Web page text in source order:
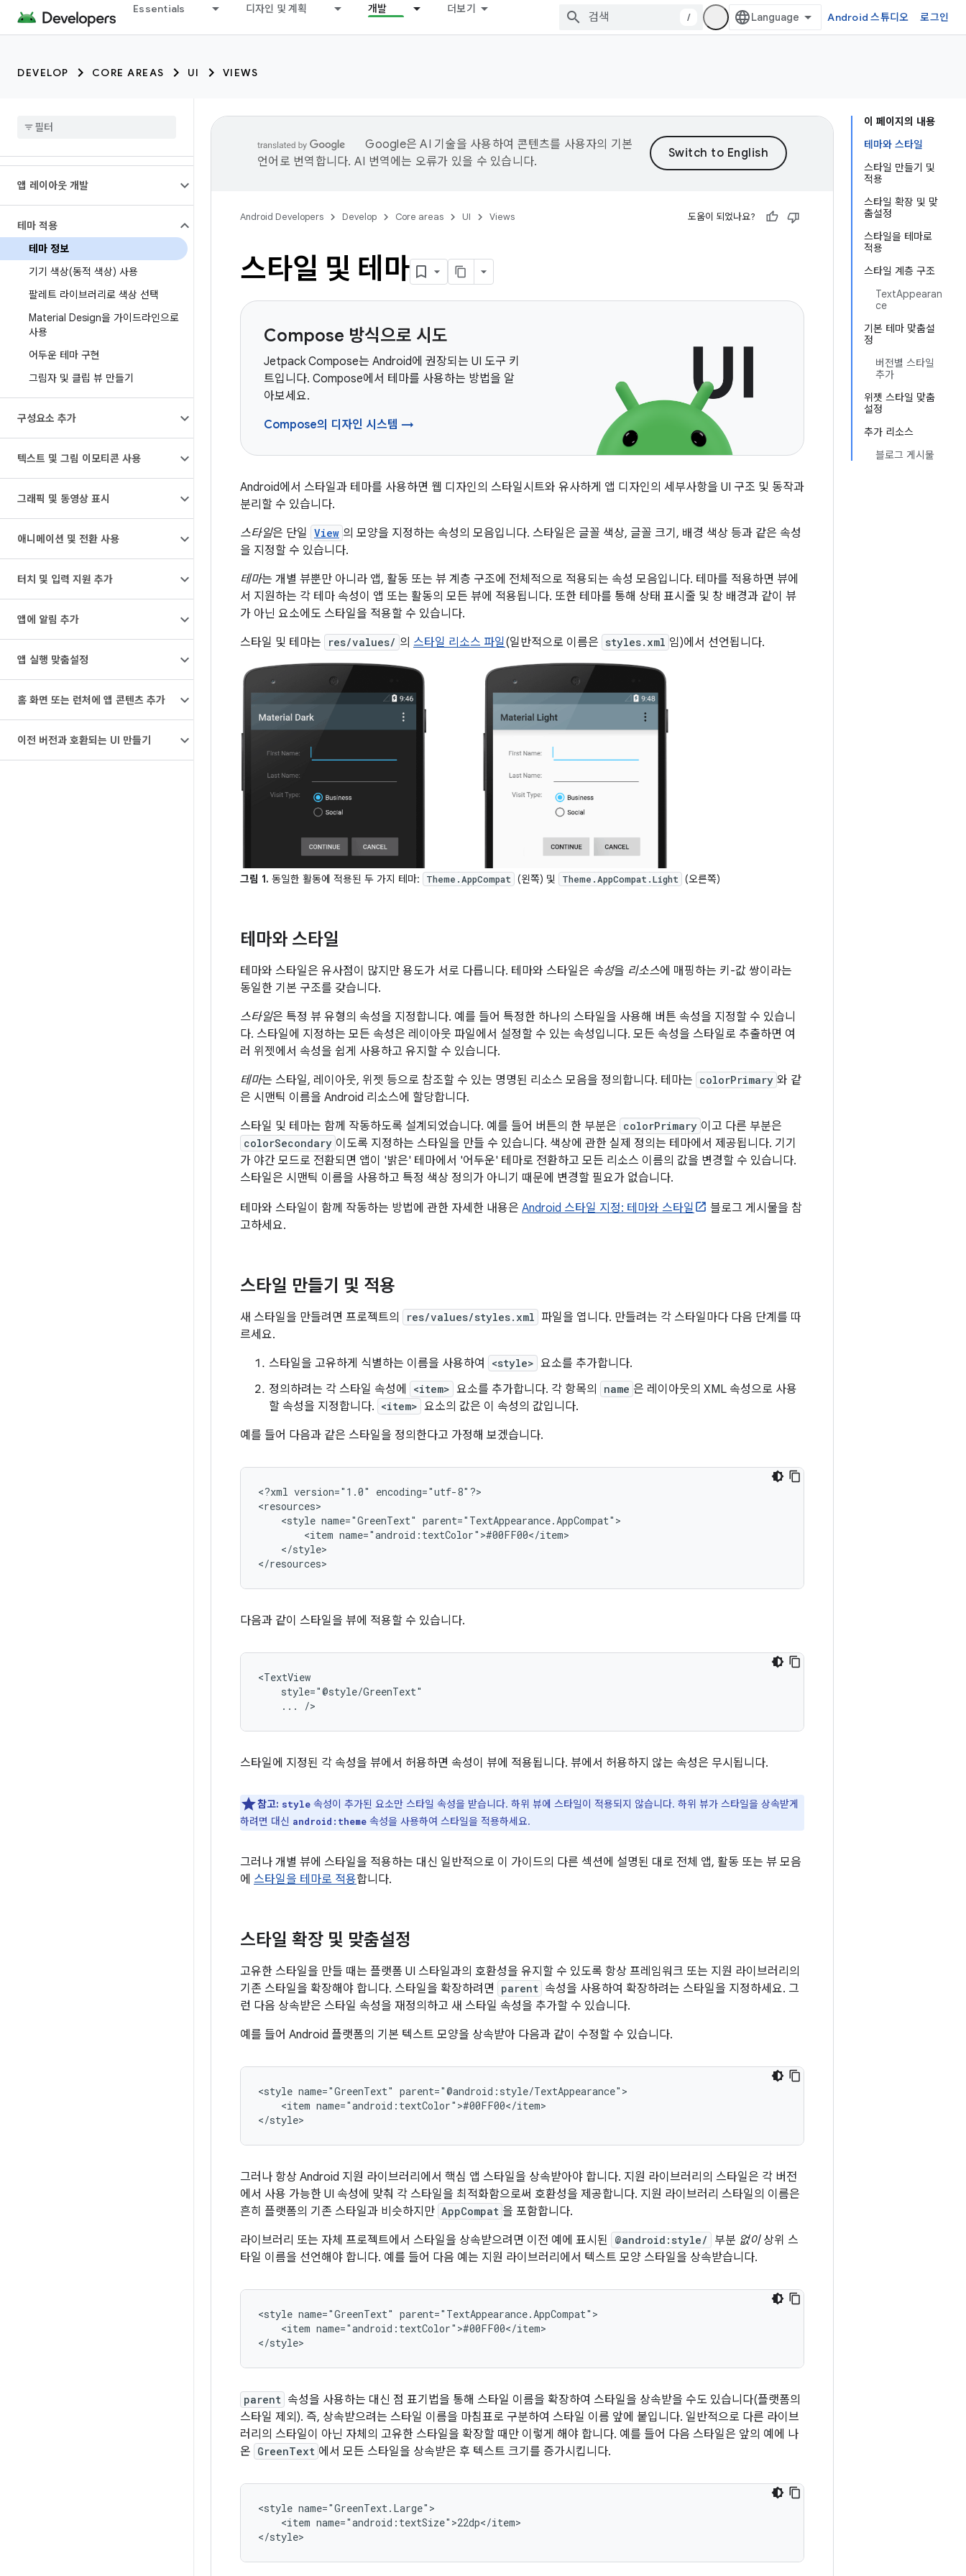
Essentials 디자인 및 계획 개발 더보기
/ Android 스튜디오 로그인
DEVELOP CORE AREAS UI VIEWS
앱 레이아웃 개발
테마 적용
테마 정보
기기 색상(동적 색상) 사용
팔레트 라이브러리로 색상 선택
Material Design을 가이드라인으로
사용
어두운 테마 구현
그림자 및 클립 뷰 만들기
구성요소 추가
텍스트 및 그림 이모티콘 사용
그래픽 및 동영상 표시
애니메이션 및 전환 사용
터치 및 입력 지원 추가
앱에 알림 추가
앱 실행 맞춤설정
홈 화면 또는 런처에 앱 콘텐츠 추가
이전 버전과 호환되는 UI 만들기
이 페이지의 내용
테마와 스타일
스타일 만들기 및
적용
스타일 확장 및 맞
춤설정
스타일을 테마로
적용
스타일 계층 구조
TextAppearan
ce
기본 테마 맞춤설
정
버전별 스타일
추가
위젯 스타일 맞춤
설정
추가 리소스
블로그 게시물
Google은 AI 기술을 사용하여 콘텐츠를 사용자의 기본
언어로 번역합니다. AI 번역에는 오류가 있을 수 있습니다.
Android Developers Develop Core areas UI Views 도움이 되었나요?
스타일 및 테마
Compose 방식으로 시도
Jetpack Compose는 Android에 권장되는 UI 도구 키
트입니다. Compose에서 테마를 사용하는 방법을 알
아보세요.
Compose의 디자인 시스템 →
Android에서 스타일과 테마를 사용하면 웹 디자인의 스타일시트와 유사하게 앱 디자인의 세부사항을 UI 구조 및 동작과
분리할 수 있습니다.
스타일은 단일 View 의 모양을 지정하는 속성의 모음입니다. 스타일은 글꼴 색상, 글꼴 크기, 배경 색상 등과 같은 속성
을 지정할 수 있습니다.
테마는 개별 뷰뿐만 아니라 앱, 활동 또는 뷰 계층 구조에 전체적으로 적용되는 속성 모음입니다. 테마를 적용하면 뷰에
서 지원하는 각 테마 속성이 앱 또는 활동의 모든 뷰에 적용됩니다. 또한 테마를 통해 상태 표시줄 및 창 배경과 같이 뷰
가 아닌 요소에도 스타일을 적용할 수 있습니다.
스타일 및 테마는
res/values/ 의 스타일 리소스 파일(일반적으로 이름은 styles.xml 임)에서 선언됩니다.
그림 1. 동일한 활동에 적용된 두 가지 테마: Theme.AppCompat (왼쪽) 및 Theme.AppCompat.Light (오른쪽)
테마와 스타일
테마와 스타일은 유사점이 많지만 용도가 서로 다릅니다. 테마와 스타일은 속성을 리소스에 매핑하는 키-값 쌍이라는
동일한 기본 구조를 갖습니다.
스타일은 특정 뷰 유형의 속성을 지정합니다. 예를 들어 특정한 하나의 스타일을 사용해 버튼 속성을 지정할 수 있습니
다. 스타일에 지정하는 모든 속성은 레이아웃 파일에서 설정할 수 있는 속성입니다. 모든 속성을 스타일로 추출하면 여
러 위젯에서 속성을 쉽게 사용하고 유지할 수 있습니다.
테마는 스타일, 레이아웃, 위젯 등으로 참조할 수 있는 명명된 리소스 모음을 정의합니다. 테마는 colorPrimary 와 같
은 시맨틱 이름을 Android 리소스에 할당합니다.
스타일 및 테마는 함께 작동하도록 설계되었습니다. 예를 들어 버튼의 한 부분은 colorPrimary 이고 다른 부분은
colorSecondary 이도록 지정하는 스타일을 만들 수 있습니다. 색상에 관한 실제 정의는 테마에서 제공됩니다. 기기
가 야간 모드로 전환되면 앱이 '밝은' 테마에서 '어두운' 테마로 전환하고 모든 리소스 이름의 값을 변경할 수 있습니다.
스타일은 시맨틱 이름을 사용하고 특정 색상 정의가 아니기 때문에 변경할 필요가 없습니다.
테마와 스타일이 함께 작동하는 방법에 관한 자세한 내용은 Android 스타일 지정: 테마와 스타일
블로그 게시물을 참
고하세요.
스타일 만들기 및 적용
새 스타일을 만들려면 프로젝트의 res/values/styles.xml 파일을 엽니다. 만들려는 각 스타일마다 다음 단계를 따
르세요.
스타일을 고유하게 식별하는 이름을 사용하여
<style> 요소를 추가합니다.
정의하려는 각 스타일 속성에
<item> 요소를 추가합니다. 각 항목의 name 은 레이아웃의 XML 속성으로 사용
할 속성을 지정합니다. <item> 요소의 값은 이 속성의 값입니다.
예를 들어 다음과 같은 스타일을 정의한다고 가정해 보겠습니다.
<?xml version="1.0"
encoding="utf-8"?>
<style name="GreenText"
<item
</style>
</resources>
다음과 같이 스타일을 뷰에 적용할 수 있습니다.
...
/>
스타일에 지정된 각 속성을 뷰에서 허용하면 속성이 뷰에 적용됩니다. 뷰에서 허용하지 않는 속성은 무시됩니다.
참고: style 속성이 추가된 요소만 스타일 속성을 받습니다. 하위 뷰에 스타일이 적용되지 않습니다. 하위 뷰가 스타일을 상속받게
하려면 대신 android:theme 속성을 사용하여 스타일을 적용하세요.
그러나 개별 뷰에 스타일을 적용하는 대신 일반적으로 이 가이드의 다른 섹션에 설명된 대로 전체 앱, 활동 또는 뷰 모음
에 스타일을 테마로 적용합니다.
스타일 확장 및 맞춤설정
고유한 스타일을 만들 때는 플랫폼 UI 스타일과의 호환성을 유지할 수 있도록 항상 프레임워크 또는 지원 라이브러리의
기존 스타일을 확장해야 합니다. 스타일을 확장하려면
parent 속성을 사용하여 확장하려는 스타일을 지정하세요. 그
런 다음 상속받은 스타일 속성을 재정의하고 새 스타일 속성을 추가할 수 있습니다.
예를 들어 Android 플랫폼의 기본 텍스트 모양을 상속받아 다음과 같이 수정할 수 있습니다.
<style name="GreenText"
<item name="android:textColor">#00FF00</item>
</style>
그러나 항상 Android 지원 라이브러리에서 핵심 앱 스타일을 상속받아야 합니다. 지원 라이브러리의 스타일은 각 버전
에서 사용 가능한 UI 속성에 맞춰 각 스타일을 최적화함으로써 호환성을 제공합니다. 지원 라이브러리 스타일의 이름은
흔히 플랫폼의 기존 스타일과 비슷하지만 AppCompat 을 포함합니다.
라이브러리 또는 자체 프로젝트에서 스타일을 상속받으려면 이전 예에 표시된
@android:style/ 부분 없이상위 스
타일 이름을 선언해야 합니다. 예를 들어 다음 예는 지원 라이브러리에서 텍스트 모양 스타일을 상속받습니다.
<style name="GreenText"
<item name="android:textColor">#00FF00</item>
</style>
parent 속성을 사용하는 대신 점 표기법을 통해 스타일 이름을 확장하여 스타일을 상속받을 수도 있습니다(플랫폼의
스타일 제외). 즉, 상속받으려는 스타일 이름을 마침표로 구분하여 스타일 이름 앞에 붙입니다. 일반적으로 다른 라이브
러리의 스타일이 아닌 자체의 고유한 스타일을 확장할 때만 이렇게 해야 합니다. 예를 들어 다음 스타일은 앞의 예에 나
온 GreenText 에서 모든 스타일을 상속받은 후 텍스트 크기를 증가시킵니다.
<style
<item name="android:textSize">22dp</item>
</style>